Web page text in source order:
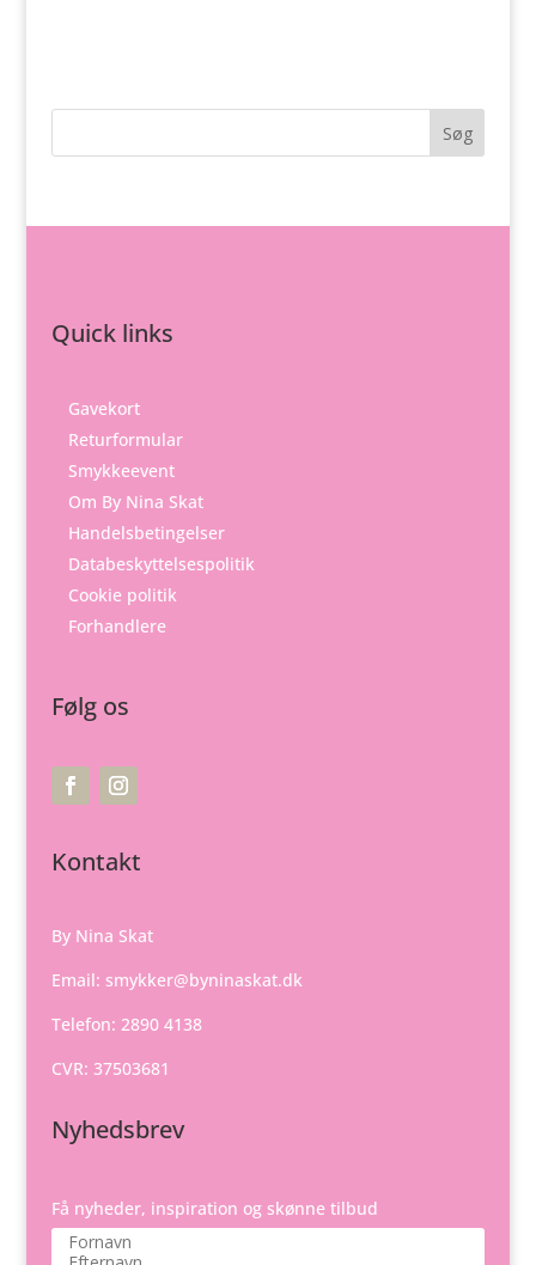
Quick links
Gavekort
Returformular
Smykkeevent
Om By Nina Skat
Handelsbetingelser
Databeskyttelsespolitik
Cookie politik
Forhandlere
Følg os
Kontakt
By Nina Skat
Email: smykker@byninaskat.dk
Telefon: 2890 4138
CVR: 37503681
Nyhedsbrev
Få nyheder, inspiration og skønne tilbud